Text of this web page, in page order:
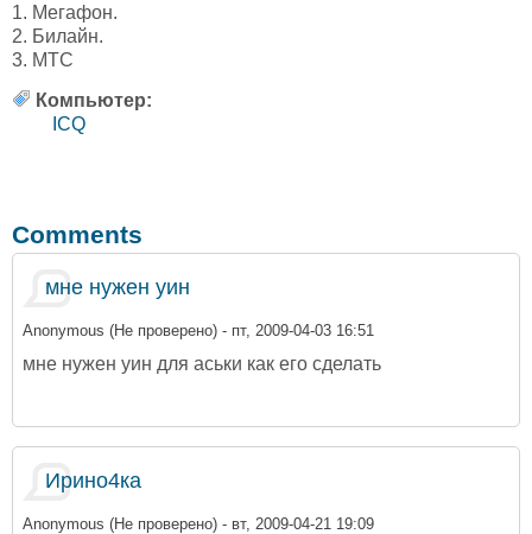
1. Мегафон.
2. Билайн.
3. МТС
Компьютер:
ICQ
Comments
мне нужен уин
Anonymous (Не проверено) - пт, 2009-04-03 16:51
мне нужен уин для аськи как его сделать
Ирино4ка
Anonymous (Не проверено) - вт, 2009-04-21 19:09